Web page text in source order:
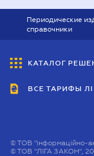
Периодические
справочники
ВЕСТНИК МСФО
КАТАЛОГ
ВСЕ ТАРИФЫ
©ТОВ "інформаційно-
©ТОВ "ЛІГА ЗАКОН",